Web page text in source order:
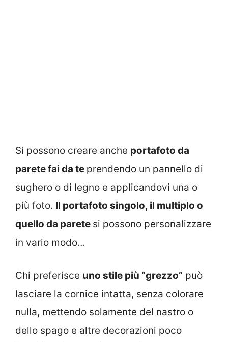
Si possono creare anche portafoto da
parete fai da te prendendo un pannello di
sughero o di legno e applicandovi una o
più foto. Il portafoto singolo, il multiplo o
quello da parete si possono personalizzare
in vario modo…
Chi preferisce uno stile più “grezzo” può
lasciare la cornice intatta, senza colorare
nulla, mettendo solamente del nastro o
dello spago e altre decorazioni poco